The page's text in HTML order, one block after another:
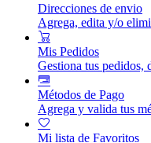
Direcciones de envio
Agrega, edita y/o
Mis Pedidos
Gestiona tus pedidos,
Métodos de Pago
Agrega y valida tus
Mi lista de Favoritos